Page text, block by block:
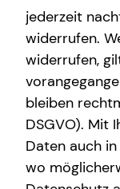
Keine Lust
jetzt deine
Du bist
hast dazu noch
sich gut, denn
welche Richtung
den ersten
Suche nach hoch
eine fundierte
jederzeit
widerrufen.
widerrufen,
bleiben
DSGVO). Mit
Daten auch
wo